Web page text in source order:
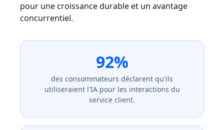
pour une croissance durable et un avantage
concurrentiel.
92%
des consommateurs déclarent qu'ils
utiliseraient l'IA pour les interactions du
service client.